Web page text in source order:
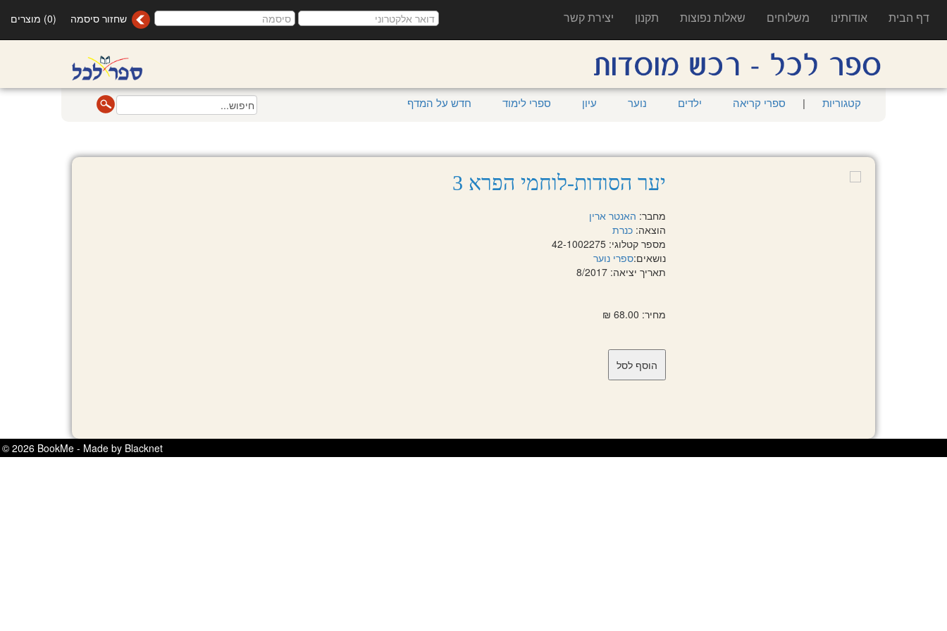
דף הבית אודותינו משלוחים שאלות נפוצות תקנון יצירת קשר שחזור סיסמה (0) מוצרים
קטגוריות | ספרי קריאה ילדים נוער עיון ספרי לימוד חדש על המדף
יער הסודות-לוחמי הפרא 3
מחבר: האנטר ארין
הוצאה:כנרת
מספר קטלוגי: 42-1002275
נושאים:ספרי נוער
תאריך יציאה: 8/2017
מחיר: 68.00 ₪
© 2026 BookMe - Made by Blacknet